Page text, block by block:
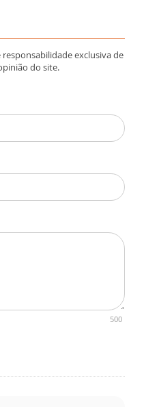
exclusiva de
do site.
500